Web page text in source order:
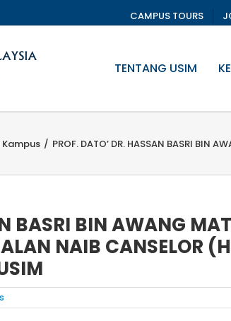
CAMPUS TOURS
TENTANG USIM
Kampus / PROF. DATO’ DR. HASSAN BASRI BIN
BASRI BIN AWANG
NAIB CANSELOR